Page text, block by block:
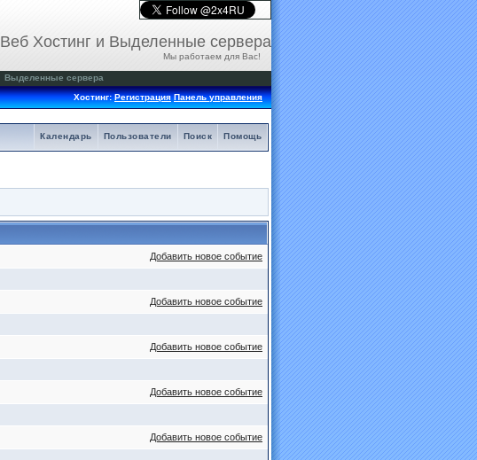
Веб Хостинг и Выделенные сервера
Мы работаем для Вас!
Выделенные сервера
Хостинг:Регистрация Панель управления
Помощь
Поиск
Пользователи
Календарь
Добавить новое событие
Добавить новое событие
Добавить новое событие
Добавить новое событие
Добавить новое событие